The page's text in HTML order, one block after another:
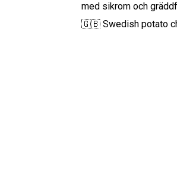
med sikrom och
🇬🇧 Swedish potato